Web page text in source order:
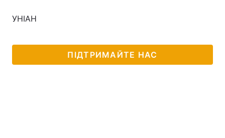
Відео з Youtube Статті
УНІАН
ПІДТРИМАЙТЕ НАС